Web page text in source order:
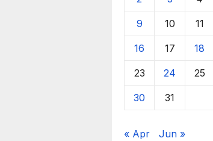
9 10 11
16 17 18
23 24 25
30 31
« Apr Jun »